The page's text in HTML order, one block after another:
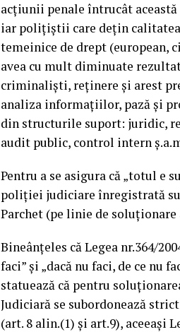
acțiunii penale întrucât
iar polițiștii care dețin
temeinice de drept (european,
avea cu mult diminuate
criminaliști, reținere și arest
analiza informațiilor, pază și
din structurile suport: juridic,
audit public, control intern
Pentru a se asigura că „totul e
poliției judiciare înregistrată
Parchet (pe linie de
Bineânțeles că Legea nr.364/
faci” și „dacă nu faci, de ce nu
statuează că pentru
Judiciară se subordonează
(art. 8 alin.(1) și art.9), aceeași